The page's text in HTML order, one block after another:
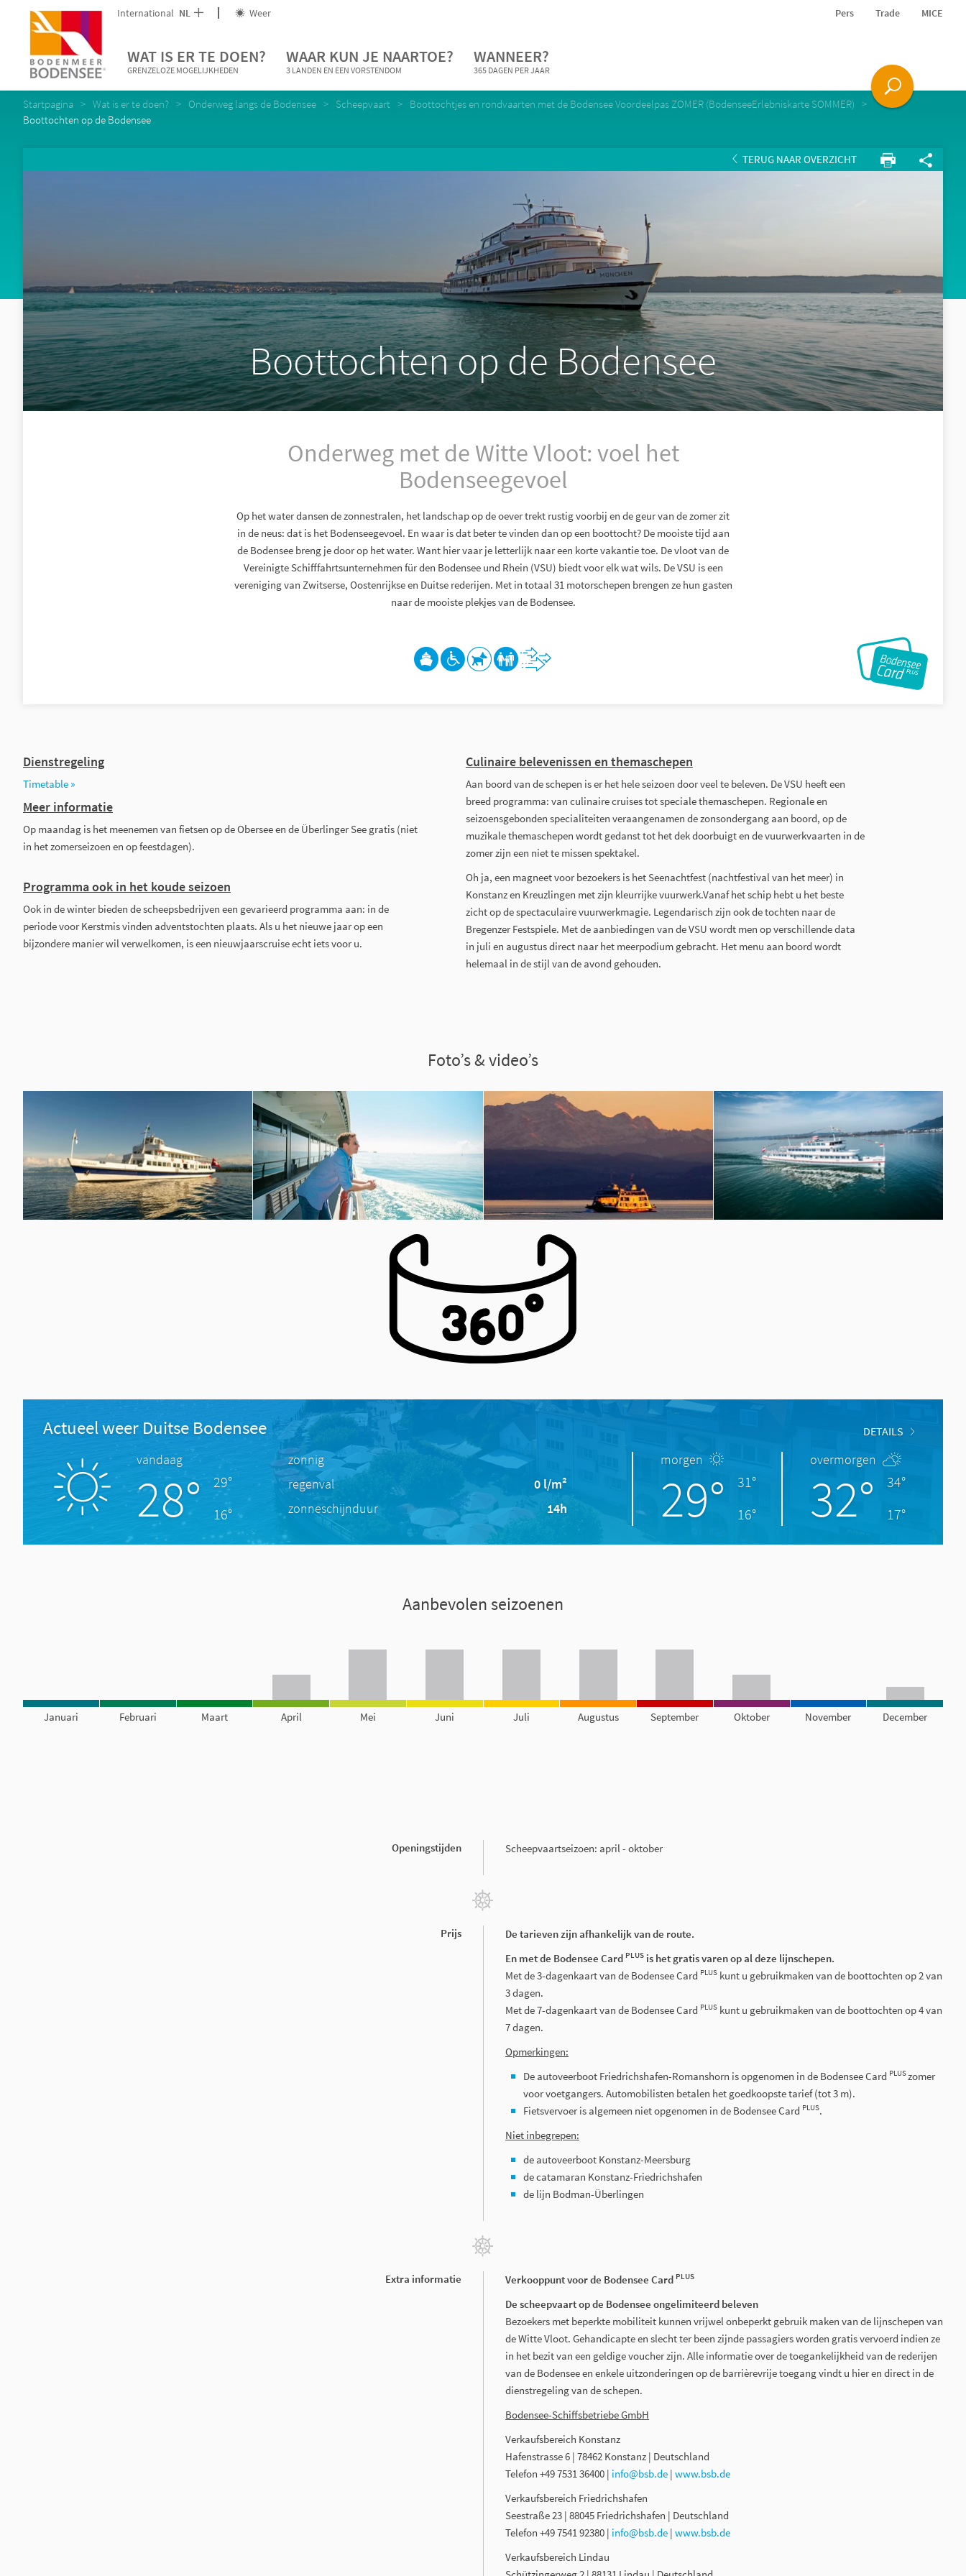
International NL Weer Pers Trade MICE
WAT IS ER TE DOEN?
GRENZELOZE MOGELIJKHEDEN
WAAR KUN JE NAARTOE?
3 LANDEN EN EEN VORSTENDOM
WANNEER?
365 DAGEN PER JAAR
Startpagina Wat is er te doen? Onderweg langs de Bodensee Scheepvaart
Boottochtjes en rondvaarten met de Bodensee Voordeelpas ZOMER (BodenseeErlebniskarte SOMMER)
Boottochten op de Bodensee
TERUG NAAR OVERZICHT
Boottochten op de Bodensee
Onderweg met de Witte Vloot: voel het
Bodenseegevoel
Op het water dansen de zonnestralen, het landschap op de oever trekt rustig voorbij en de geur van de zomer zit
in de neus: dat is het Bodenseegevoel. En waar is dat beter te vinden dan op een boottocht? De mooiste tijd aan
de Bodensee breng je door op het water. Want hier vaar je letterlijk naar een korte vakantie toe. De vloot van de
Vereinigte Schifffahrtsunternehmen für den Bodensee und Rhein (VSU) biedt voor elk wat wils. De VSU is een
vereniging van Zwitserse, Oostenrijkse en Duitse rederijen. Met in totaal 31 motorschepen brengen ze hun gasten
naar de mooiste plekjes van de Bodensee.
Dienstregeling
Timetable »
Meer informatie
Op maandag is het meenemen van fietsen op de Obersee en de Überlinger See gratis (niet
in het zomerseizoen en op feestdagen).
Programma ook in het koude seizoen
Ook in de winter bieden de scheepsbedrijven een gevarieerd programma aan: in de
periode voor Kerstmis vinden adventstochten plaats. Als u het nieuwe jaar op een
bijzondere manier wil verwelkomen, is een nieuwjaarscruise echt iets voor u.
Culinaire belevenissen en themaschepen
Aan boord van de schepen is er het hele seizoen door veel te beleven. De VSU heeft een
breed programma: van culinaire cruises tot speciale themaschepen. Regionale en
seizoensgebonden specialiteiten veraangenamen de zonsondergang aan boord, op de
muzikale themaschepen wordt gedanst tot het dek doorbuigt en de vuurwerkvaarten in de
zomer zijn een niet te missen spektakel.
Oh ja, een magneet voor bezoekers is het Seenachtfest (nachtfestival van het meer) in
Konstanz en Kreuzlingen met zijn kleurrijke vuurwerk.Vanaf het schip hebt u het beste
zicht op de spectaculaire vuurwerkmagie. Legendarisch zijn ook de tochten naar de
Bregenzer Festspiele. Met de aanbiedingen van de VSU wordt men op verschillende data
in juli en augustus direct naar het meerpodium gebracht. Het menu aan boord wordt
helemaal in de stijl van de avond gehouden.
Foto’s & video’s
Actueel weer Duitse Bodensee DETAILS
vandaag
28°
29°
16°
zonnig
regenval
0 l/m²
zonneschijnduur
14h
morgen
29°
31°
16°
overmorgen
32°
34°
17°
Aanbevolen seizoenen
Januari Februari Maart April Mei Juni Juli Augustus September Oktober November December
Openingstijden Scheepvaartseizoen: april - oktober
Prijs
De tarieven zijn afhankelijk van de route.
En met de Bodensee Card PLUS is het gratis varen op al deze lijnschepen.
Met de 3-dagenkaart van de Bodensee Card PLUS kunt u gebruikmaken van de boottochten op 2 van
3 dagen.
Met de 7-dagenkaart van de Bodensee Card PLUS kunt u gebruikmaken van de boottochten op 4 van
7 dagen.
Opmerkingen:
De autoveerboot Friedrichshafen-Romanshorn is opgenomen in de Bodensee Card PLUSzomer
voor voetgangers. Automobilisten betalen het goedkoopste tarief (tot 3 m).
Fietsvervoer is algemeen niet opgenomen in de Bodensee Card PLUS.
Niet inbegrepen:
de autoveerboot Konstanz-Meersburg
de catamaran Konstanz-Friedrichshafen
de lijn Bodman-Überlingen
Extra informatie Verkooppunt voor de Bodensee Card PLUS
De scheepvaart op de Bodensee ongelimiteerd beleven
Bezoekers met beperkte mobiliteit kunnen vrijwel onbeperkt gebruik maken van de lijnschepen van
de Witte Vloot. Gehandicapte en slecht ter been zijnde passagiers worden gratis vervoerd indien ze
in het bezit van een geldige voucher zijn. Alle informatie over de toegankelijkheid van de rederijen
van de Bodensee en enkele uitzonderingen op de barrièrevrije toegang vindt u hier en direct in de
dienstregeling van de schepen.
Bodensee-Schiffsbetriebe GmbH
Verkaufsbereich Konstanz
Hafenstrasse 6 | 78462 Konstanz | Deutschland
Telefon +49 7531 36400 | info@bsb.de | www.bsb.de
Verkaufsbereich Friedrichshafen
Seestraße 23 | 88045 Friedrichshafen | Deutschland
Telefon +49 7541 92380 | info@bsb.de | www.bsb.de
Verkaufsbereich Lindau